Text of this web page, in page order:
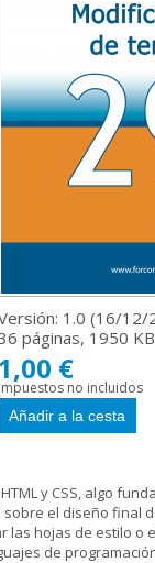
1.0 (16/12/
páginas, 1950 KB
1,00 €
Impuestos no incluidos
y CSS, algo
el diseño final
las hojas de estilo o
de